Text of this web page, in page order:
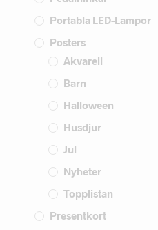
Portabla LED-Lampor
Posters
Akvarell
Barn
Halloween
Husdjur
Jul
Nyheter
Topplistan
Presentkort